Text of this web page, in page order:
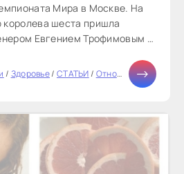
Мира в Москве. На
шеста пришла
Евгением Трофимовым и
и открытая, Елена рассказала
/ Здоровье/ СТАТЬИ/ Отношения /